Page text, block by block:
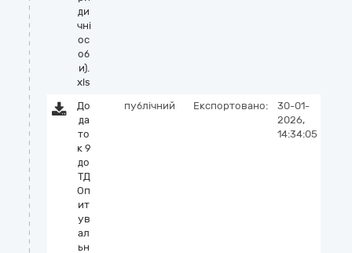
ди
чні
ос
об
и).
xls
До
да
то
к 9
до
ТД
Оп
ит
ув
ал
ьн
публічний Експортовано:
30-01-
2026,
14:34:05